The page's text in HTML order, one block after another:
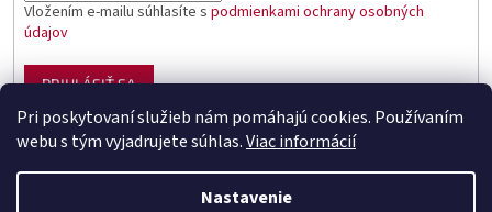
Pri poskytovaní služieb nám pomáhajú cookies. Používaním
webu s tým vyjadrujete súhlas.Viac informácií
Nastavenie
Vložením e-mailu súhlasíte s podmienkami ochrany osobných
údajov
PRIHLÁSIŤ SA